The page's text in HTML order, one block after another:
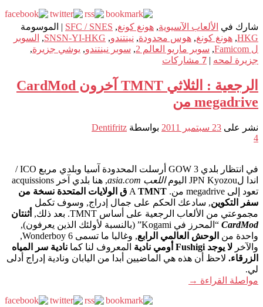
شارك في الألعاب الآسيوية, هونغ كونغ,
SFC / SNES
| الموسومة
HKG
, هونغ كونغ, هوس محدودة, نينتندو,
SNSN-YI-HKG
, السوبر
ل Famicom
, سوبر ماريو العالم 2 , سوبر نينتندو, يوشي جزيرة,
جزيرة لمحه |
7 مشاركات
الرجعية : الثلاثي TMNT آخرون CardMod
megadrive من
نشر على 23 سبتمبر 2011 بواسطة Dentifritz
4
في انتظار بلدي GOW 3 أرسلت المحدودة آسيا وبلدي مربع ICO /
اندا لJPN Kyozou اليوم
اللعب asia.com
, هنا بلدي آخر acquissions
تعود إلى megadrive من. A
TMNT ق الولايات المتحدة نسخة من
سفر التكوين, سادعك الحكم على جمال إدراج, وسوف تكمل
مجموعتي من الألعاب الرجعية على أساس TMNT. بعد ذلك,
أثنتان
CardMod
“المحرز في Kogami” (بالنسبة لأولئك الذين يعرفون),
واحدة من الوحش العالمي الرابع
, وغالبا ما تسمى Wonderboy 6,
والآخر لا يوجد Fushigi أومي نادية المعروف لنا كما نادية سر المياه
الزرقاء. لاحظ أن هذه هي الماضيين أبدا من اليابان ونادية إدراج أدلى
لي.
مواصلة القراءة →